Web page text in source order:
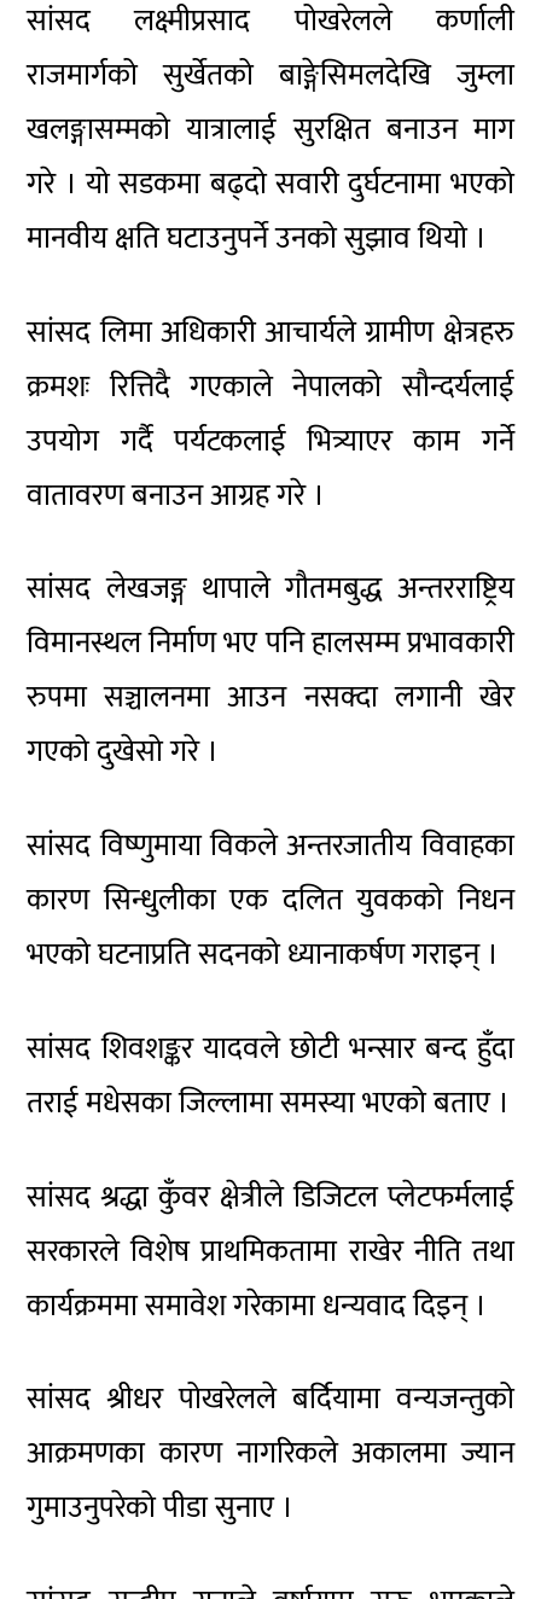
सांसद लक्ष्मीप्रसाद पोखरेलले कर्णाली
राजमार्गको सुर्खेतको बाङ्गेसिमलदेखि जुम्ला
खलङ्गासम्मको यात्रालाई सुरक्षित बनाउन माग
गरे । यो सडकमा बढ्दो सवारी दुर्घटनामा भएको
मानवीय क्षति घटाउनुपर्ने उनको सुझाव थियो ।
सांसद लिमा अधिकारी आचार्यले ग्रामीण क्षेत्रहरु
क्रमशः रित्तिदै गएकाले नेपालको सौन्दर्यलाई
उपयोग गर्दै पर्यटकलाई भित्र्याएर काम गर्ने
वातावरण बनाउन आग्रह गरे ।
सांसद लेखजङ्ग थापाले गौतमबुद्ध अन्तरराष्ट्रिय
विमानस्थल निर्माण भए पनि हालसम्म प्रभावकारी
रुपमा सञ्चालनमा आउन नसक्दा लगानी खेर
गएको दुखेसो गरे ।
सांसद विष्णुमाया विकले अन्तरजातीय विवाहका
कारण सिन्धुलीका एक दलित युवकको निधन
भएको घटनाप्रति सदनको ध्यानाकर्षण गराइन् ।
सांसद शिवशङ्कर यादवले छोटी भन्सार बन्द हुँदा
तराई मधेसका जिल्लामा समस्या भएको बताए ।
सांसद श्रद्धा कुँवर क्षेत्रीले डिजिटल प्लेटफर्मलाई
सरकारले विशेष प्राथमिकतामा राखेर नीति तथा
कार्यक्रममा समावेश गरेकामा धन्यवाद दिइन् ।
सांसद श्रीधर पोखरेलले बर्दियामा वन्यजन्तुको
आक्रमणका कारण नागरिकले अकालमा ज्यान
गुमाउनुपरेको पीडा सुनाए ।